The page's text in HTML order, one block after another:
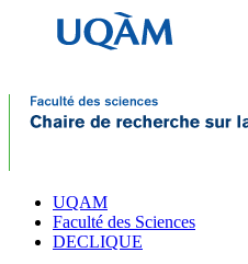
UQAM
Faculté des Sciences
DECLIQUE